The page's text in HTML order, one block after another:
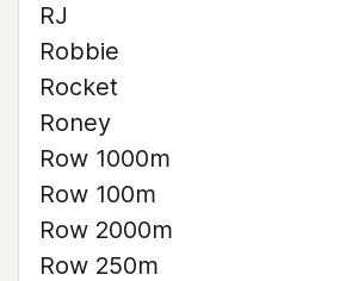
RJ
Robbie
Rocket
Roney
Row 1000m
Row 100m
Row 2000m
Row 250m